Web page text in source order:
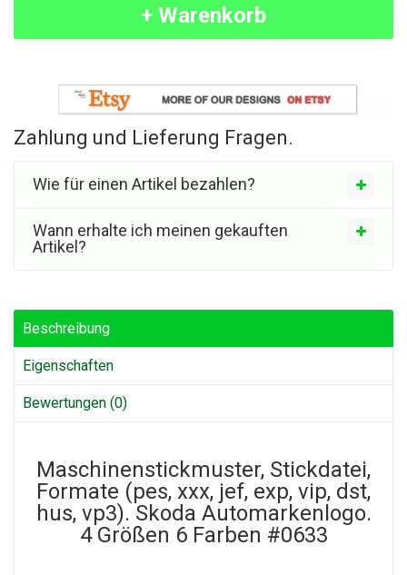
+ Warenkorb
Zahlung und Lieferung Fragen.
Wie für einen Artikel bezahlen?
Wann erhalte ich meinen gekauften
Artikel?
Beschreibung
Eigenschaften
Bewertungen (0)
Maschinenstickmuster, Stickdatei,
Formate (pes, xxx, jef, exp, vip, dst,
hus, vp3). Skoda Automarkenlogo.
4 Größen 6 Farben #0633